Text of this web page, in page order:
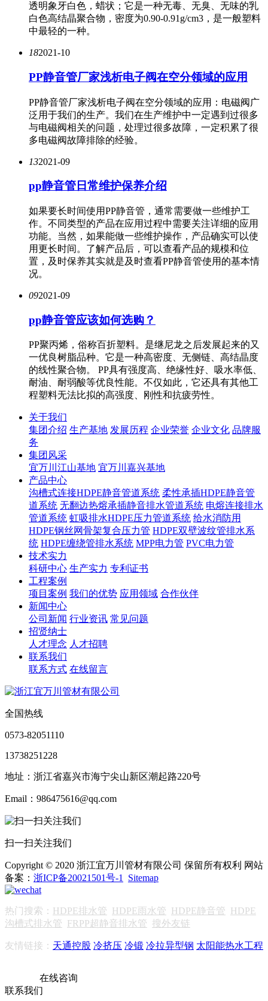
透明象牙白色，蜡状；它是一种无毒、无臭、无味的乳
白色高结晶聚合物，密度为0.90-0.91g/cm3，是一般塑料
中最轻的一种。
182021-10
PP静音管厂家浅析电子阀在空分领域的应用
PP静音管厂家浅析电子阀在空分领域的应用：电磁阀广
泛用于我们的生产。我们在生产维护中一定遇到过很多
与电磁阀相关的问题，处理过很多故障，一定积累了很
多电磁阀故障排除的经验。
132021-09
pp静音管日常维护保养介绍
如果要长时间使用PP静音管，通常需要做一些维护工
作。不同类型的产品在应用过程中需要关注详细的应用
功能。当然，如果能做一些维护操作，产品确实可以使
用更长时间。了解产品后，可以查看产品的规模和位
置，及时保养其实就是及时查看PP静音管使用的基本情
况。
092021-09
pp静音管应该如何选购？
PP聚丙烯，俗称百折塑料。是继尼龙之后发展起来的又
一优良树脂品种。它是一种高密度、无侧链、高结晶度
的线性聚合物。 PP具有强度高、绝缘性好、吸水率低、
耐油、耐弱酸等优良性能。不仅如此，它还具有其他工
程塑料无法比拟的高强度、刚性和抗疲劳性。
关于我们
集团介绍 生产基地 发展历程 企业荣誉 企业文化 品牌服
务
集团风采
宜万川江山基地 宜万川嘉兴基地
产品中心
沟槽式连接HDPE静音管道系统 柔性承插HDPE静音管
道系统 无翻边热熔承插静音排水管道系统 电熔连接排水
管道系统 虹吸排水HDPE压力管道系统 给水消防用
HDPE钢丝网骨架复合压力管 HDPE双壁波纹管排水系
统 HDPE缠绕管排水系统 MPP电力管 PVC电力管
技术实力
科研中心 生产实力 专利证书
工程案例
项目案例 我们的优势 应用领域 合作伙伴
新闻中心
公司新闻 行业资讯 常见问题
招贤纳士
人才理念 人才招聘
联系我们
联系方式 在线留言
全国热线
0573-82051110
13738251228
地址：浙江省嘉兴市海宁尖山新区潮起路220号
Email：986475616@qq.com
扫一扫关注我们
Copyright © 2020 浙江宜万川管材有限公司 保留所有权利 网站
备案： 浙ICP备20021501号-1 Sitemap
热门搜索： HDPE排水管 HDPE雨水管 HDPE静音管 HDPE
沟槽式排水管 FRPP超静音排水管 搜外友链
友情链接： 天通控股 冷挤压 冷锻 冷拉异型钢 太阳能热水工程
在线咨询
联系我们